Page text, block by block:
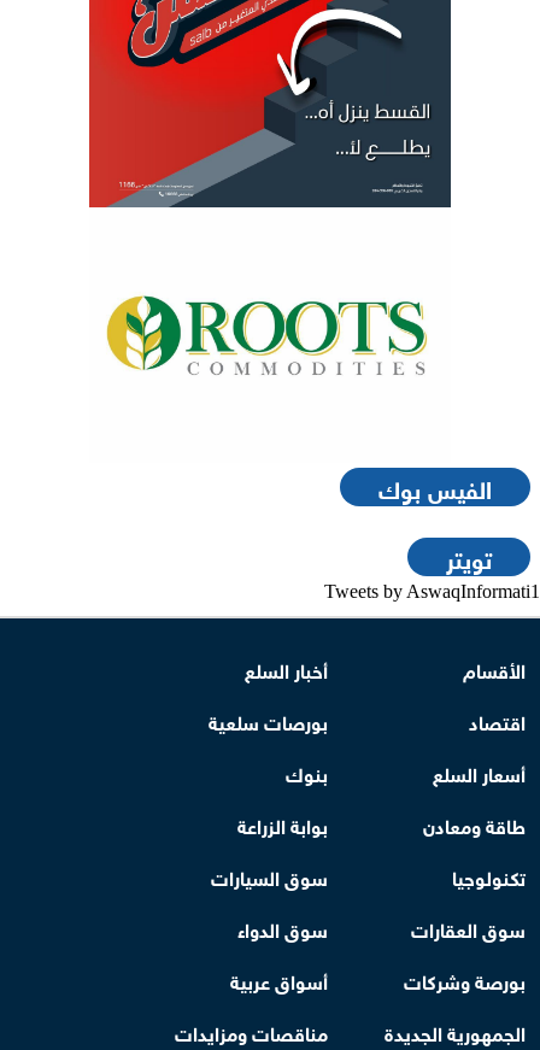
الفيس بوك
تويتر
Tweets by AswaqInformati1
الأقسام
أخبار السلع
اقتصاد
بورصات سلعية
أسعار السلع
بنوك
طاقة ومعادن
بوابة الزراعة
تكنولوجيا
سوق السيارات
سوق العقارات
سوق الدواء
بورصة وشركات
أسواق عربية
الجمهورية الجديدة
مناقصات ومزايدات